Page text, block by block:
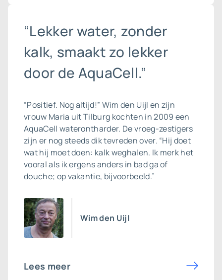
“Lekker water, zonder
kalk, smaakt zo lekker
door de AquaCell.”
“Positief. Nog altijd!” Wim den Uijl en zijn
vrouw Maria uit Tilburg kochten in 2009 een
AquaCell waterontharder. De vroeg-zestigers
zijn er nog steeds dik tevreden over. “Hij doet
wat hij moet doen: kalk weghalen. Ik merk het
vooral als ik ergens anders in bad ga of
douche; op vakantie, bijvoorbeeld.”
Wim den Uijl
Lees meer